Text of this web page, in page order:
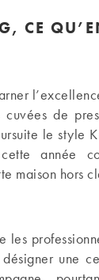
CE
cuvées de
le style
année
maison hors
les
une